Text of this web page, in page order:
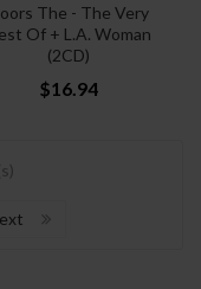
The - The Very
Of + L.A. Woman
(2CD)
$16.94